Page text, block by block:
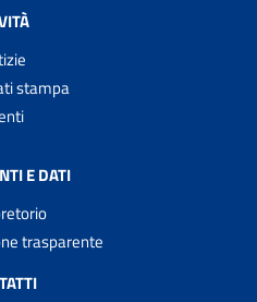
stampa
E DATI
trasparente